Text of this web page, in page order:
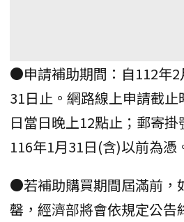
●申請補助期間：自112年2
31日止。網路線上申請截
日當日晚上12點止；郵寄
116年1月31日(含)以前為憑
●若補助購買期間屆滿前，
罄，經濟部將會依規定公告